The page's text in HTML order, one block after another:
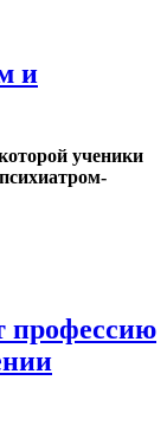
и
ученики
профессию